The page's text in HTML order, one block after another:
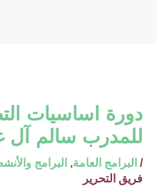
دورة اساسيات
للمدرب سالم آل
/ البرامج العامة, البرامج
فريق التحرير